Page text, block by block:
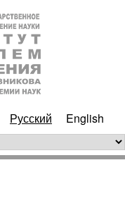
Русский English